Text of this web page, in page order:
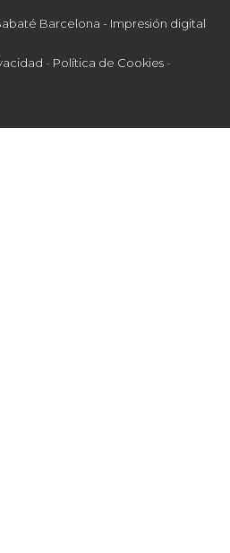
Barcelona - Impresión digital
- Política de Cookies -